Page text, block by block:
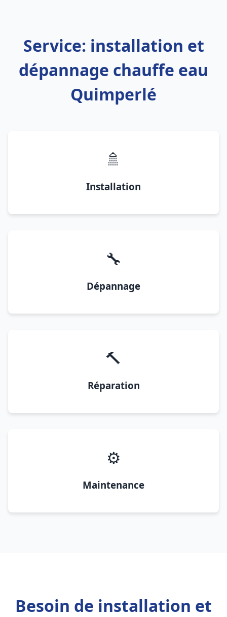
Service: installation et
dépannage chauffe eau
Quimperlé
🚿
Installation
🔧
Dépannage
🔨
Réparation
⚙️
Maintenance
Besoin de installation et